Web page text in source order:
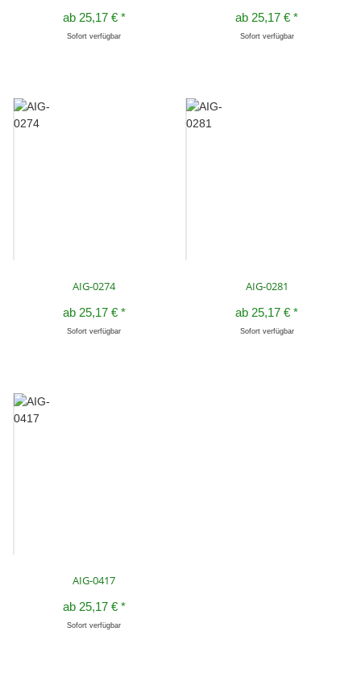
ab 25,17 € *
Sofort verfügbar
ab 25,17 €*
Sofort verfügbar
AIG-0274
ab 25,17 € *
Sofort verfügbar
AIG-0281
ab 25,17 €*
Sofort verfügbar
AIG-0417
ab 25,17 € *
Sofort verfügbar